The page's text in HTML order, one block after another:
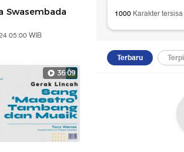
Swasembada
05:00 WIB
36:09